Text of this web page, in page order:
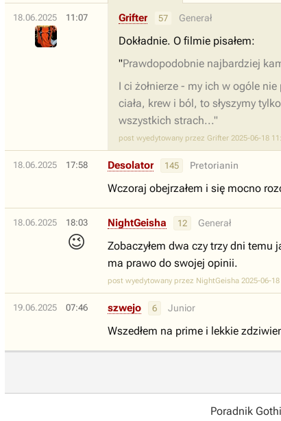
18.06.2025 11:07 Grifter 57 Generał
Dokładnie. O filmie pisałem:
"Prawdopodobnie najbardziej
I ci żołnierze - my ich w ogóle
ciała, krew i ból, to słyszymy
wszystkich strach..."
post wyedytowany przez Grifter 2025-06-18
18.06.2025 17:58 Desolator 145 Pretorianin
Wczoraj obejrzałem i się mocno
18.06.2025 18:03
😉
NightGeisha 12 Generał
Zobaczyłem dwa czy trzy dni
ma prawo do swojej opinii.
post wyedytowany przez NightGeisha 2025-06-18
19.06.2025 07:46 szwejo 6 Junior
Wszedłem na prime i lekkie
Poradnik